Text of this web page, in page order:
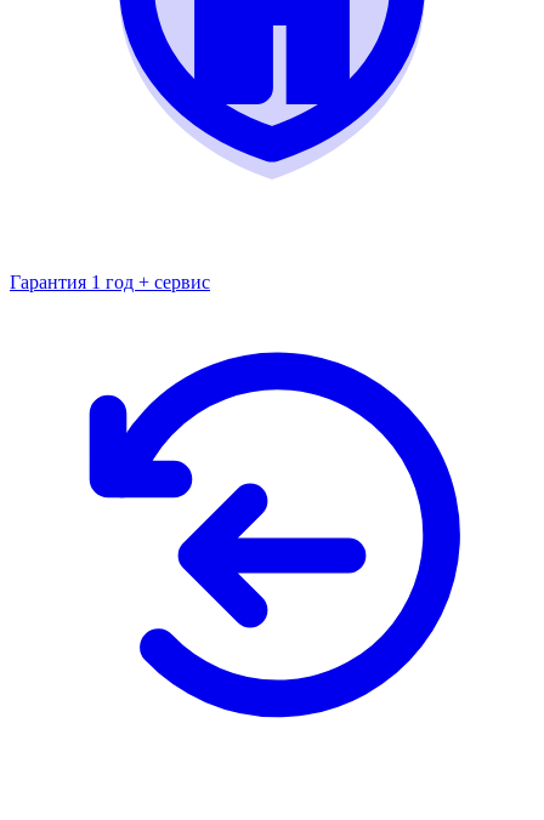
Гарантия 1 год + сервис